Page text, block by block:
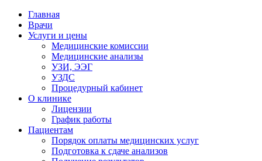
Главная
Врачи
Услуги и цены
Медицинские комиссии
Медицинские анализы
УЗИ, ЭЭГ
УЗДС
Процедурный кабинет
О клинике
Лицензии
График работы
Пациентам
Порядок оплаты медицинских услуг
Подготовка к сдаче анализов